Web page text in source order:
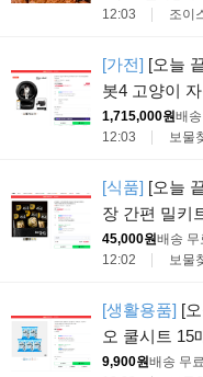
12:03
조이
[가전] [오늘
봇4 고양이
1,715,000원배
12:03
보물
[식품] [오늘
장 간편 밀키
45,000원배송 무
12:02
보물
[생활용품] [
오 쿨시트 15
9,900원배송 무료